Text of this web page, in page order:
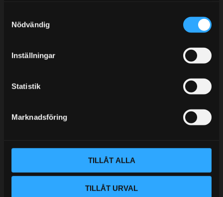
Nödvändig
Inställningar
Statistik
Marknadsföring
TILLÅT ALLA
TILLÅT URVAL
BLOGG
KONTAKTA OSS